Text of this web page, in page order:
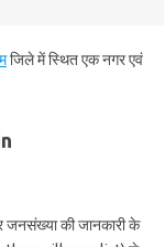
जिले में स्थित एक नगर एवं
की जानकारी के